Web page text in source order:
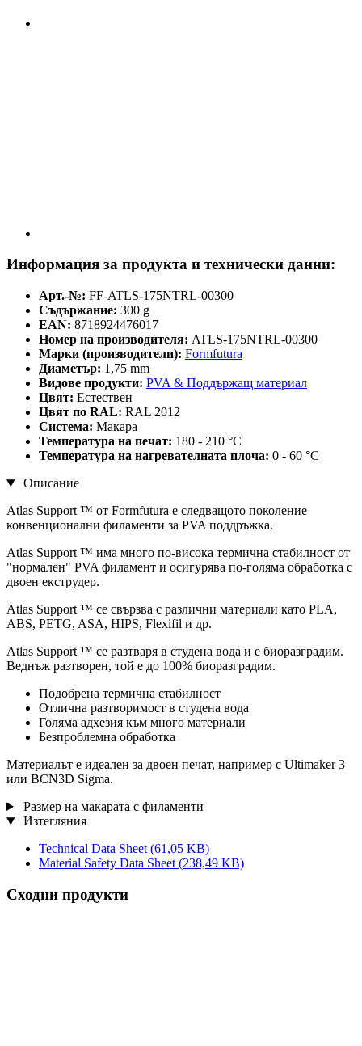
Информация за продукта и технически данни:
Арт.-№: FF-ATLS-175NTRL-00300
Съдържание: 300 g
EAN: 8718924476017
Номер на производителя: ATLS-175NTRL-00300
Марки (производители): Formfutura
Диаметър: 1,75 mm
Видове продукти: PVA & Поддържащ материал
Цвят: Естествен
Цвят по RAL: RAL 2012
Система: Макара
Температура на печат: 180 - 210 °C
Температура на нагревателната плоча: 0 - 60 °C
Описание
Atlas Support ™ от Formfutura е следващото поколение
конвенционални филаменти за PVA поддръжка.
Atlas Support ™ има много по-висока термична стабилност от
"нормален" PVA филамент и осигурява по-голяма обработка с
двоен екструдер.
Atlas Support ™ се свързва с различни материали като PLA,
ABS, PETG, ASA, HIPS, Flexifil и др.
Atlas Support ™ се разтваря в студена вода и е биоразградим.
Веднъж разтворен, той е до 100% биоразградим.
Подобрена термична стабилност
Отлична разтворимост в студена вода
Голяма адхезия към много материали
Безпроблемна обработка
Материалът е идеален за двоен печат, например с Ultimaker 3
или BCN3D Sigma.
Размер на макарата с филаменти
Изтегляния
Technical Data Sheet (61,05 KB)
Material Safety Data Sheet (238,49 KB)
Сходни продукти